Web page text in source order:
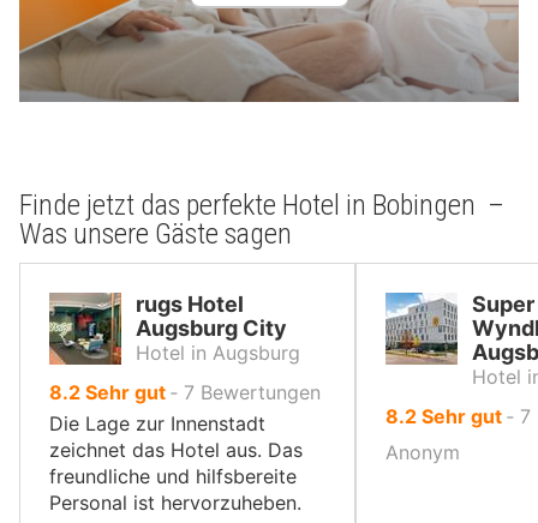
Finde jetzt das perfekte Hotel in Bobingen –
Was unsere Gäste sagen
rugs Hotel
Augsburg City
Hotel in Augsburg
8.2 von
10,
Sehr gut ‐ 7 Bewertungen
Die Lage zur Innenstadt
zeichnet das Hotel aus. Das
freundliche und hilfsbereite
Personal ist hervorzuheben.
Hotel
8.2 von
Sehr gut ‐ 7
Anonym